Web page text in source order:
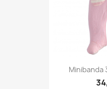
Minibanda